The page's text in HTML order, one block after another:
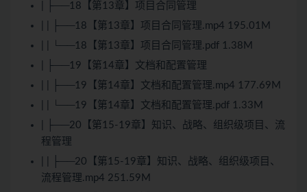
| ├──18【第13章】项目合同管理
| | ├──18【第13章】项目合同管理.mp4 195.01M
| | └──18【第13章】项目合同管理.pdf 1.38M
| ├──19【第14章】文档和配置管理
| | ├──19【第14章】文档和配置管理.mp4 177.69M
| | └──19【第14章】文档和配置管理.pdf 1.33M
| ├──20【第15-19章】知识、战略、组织级项目、流
程管理
| | ├──20【第15-19章】知识、战略、组织级项目、
流程管理.mp4 251.59M